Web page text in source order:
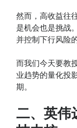
然而，高收益往
是机会也是挑战
并控制下行风险
而我们今天要教
业趋势的量化投
期。
二、英伟